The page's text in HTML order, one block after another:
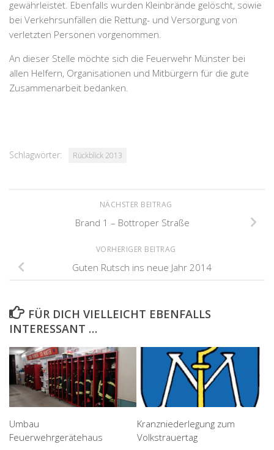
gewährleistet. Ebenfalls wurden Kleinbrände gelöscht, sowie
bei Verkehrsunfällen die Rettung- und Versorgung von
verletzten Personen vorgenommen.
An dieser Stelle möchte sich die Feuerwehr Münster bei
allen Helfern, Organisationen und Mitbürgern für die gute
Zusammenarbeit bedanken.
Schlagwörter: Rückblick 2013
NÄCHSTER BEITRAG
Brand 1 – Bottroper Straße
VORHERIGER BEITRAG
Guten Rutsch ins neue Jahr 2014
FÜR DICH VIELLEICHT EBENFALLS
INTERESSANT …
Umbau
Feuerwehrgerätehaus
Kranzniederlegung zum
Volkstrauertag